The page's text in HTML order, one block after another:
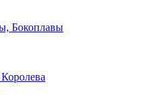
Бокоплавы